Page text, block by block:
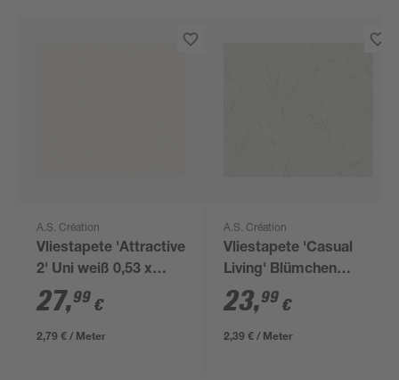
A.S. Création
Vliestapete 'Attractive
2' Uni weiß 0,53 x
10,05 m
27,99 €
2,79 € / Meter
A.S. Création
Vliestapete 'Casual
Living' Blümchen
weiß/grau 0,53 x
10,05 m
23,99 €
2,39 € / Meter